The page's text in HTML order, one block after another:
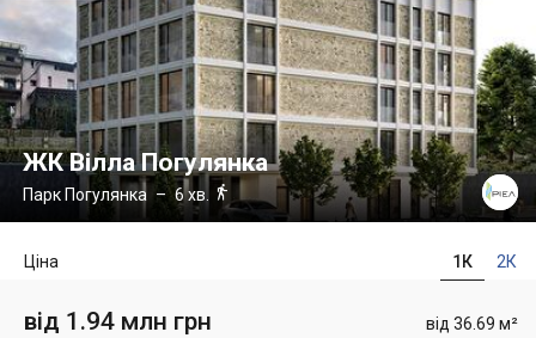
ЖК Вілла Погулянка
Парк Погулянка – 6 хв. 
1К 2К
Ціна
від 36.69 м²
від 1.94 млн грн